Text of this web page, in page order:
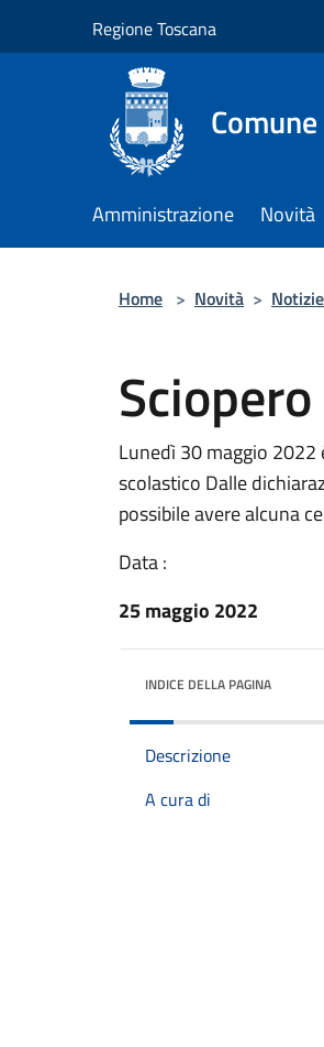
Regione Toscana
Amministrazione Novità
Home > Novità > Notizie
Lunedì 30 maggio
scolastico Dalle
possibile avere alcuna
Data :
25 maggio 2022
INDICE DELLA PAGINA
Descrizione
A cura di